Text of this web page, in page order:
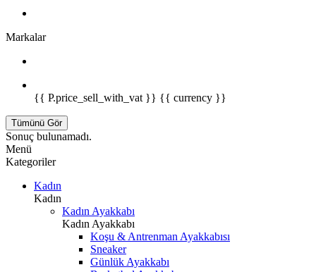
Markalar
{{ P.price_sell_with_vat }} {{ currency }}
Tümünü Gör
Sonuç bulunamadı.
Menü
Kategoriler
Kadın
Kadın
Kadın Ayakkabı
Kadın Ayakkabı
Koşu & Antrenman Ayakkabısı
Sneaker
Günlük Ayakkabı